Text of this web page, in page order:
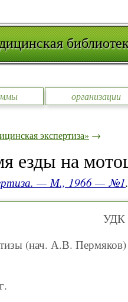
организации
экспертиза» →
езды на
— М., 1966 — №1
УДК
(нач. А.В.